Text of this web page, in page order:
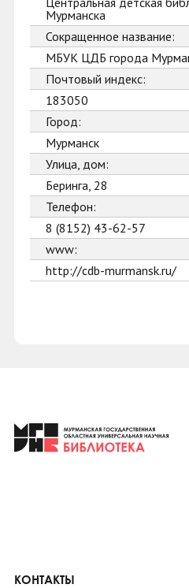
Мурманска
Сокращенное название:
МБУК ЦДБ города
Почтовый индекс:
183050
Город:
Мурманск
Улица, дом:
Беринга, 28
Телефон:
8 (8152) 43-62-57
www:
http://cdb-murmansk.ru/
КОНТАКТЫ